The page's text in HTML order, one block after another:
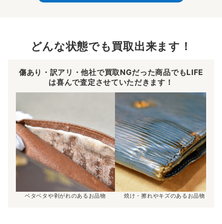
どんな状態でも買取出来ます！
傷あり・訳アリ・他社で買取NGだった商品でもLIFE
は喜んで査定させていただきます！
ベタベタや剥がれのあるお品物 焼け・擦れやキズのあるお品物